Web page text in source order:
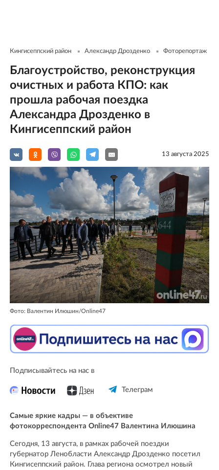
Кингисеппский район Александр Дрозденко Фоторепортаж
Благоустройство, реконструкция
очистных и работа КПО: как
прошла рабочая поездка
Александра Дрозденко в
Кингисеппский район
13 августа 2025
Фото: Валентин Илюшин/Online47
Подписывайтесь на нас в
Телеграм
Самые яркие кадры — в объективе
фотокорреспондента Online47 Валентина Илюшина
Сегодня, 13 августа, в рамках рабочей поездки
губернатор Ленобласти Александр Дрозденко посетил
Кингисеппский район. Глава региона осмотрел новый